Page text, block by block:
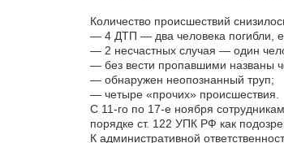
Количество происшествий
— 4 ДТП — два человека погибли,
— 2 несчастных случая — один
— без вести пропавшими названы
— обнаружен неопознанный труп;
— четыре «прочих» происшествия.
С 11-го по 17-е ноября
порядке ст. 122 УПК РФ как
К административной